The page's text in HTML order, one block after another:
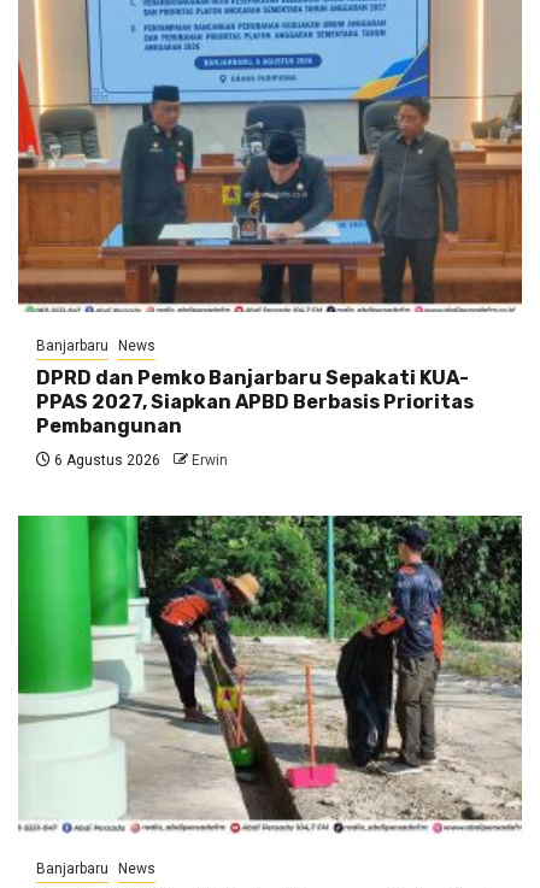
Banjarbaru News
DPRD dan Pemko Banjarbaru Sepakati KUA-
PPAS 2027, Siapkan APBD Berbasis Prioritas
Pembangunan
6 Agustus 2026 Erwin
Banjarbaru News